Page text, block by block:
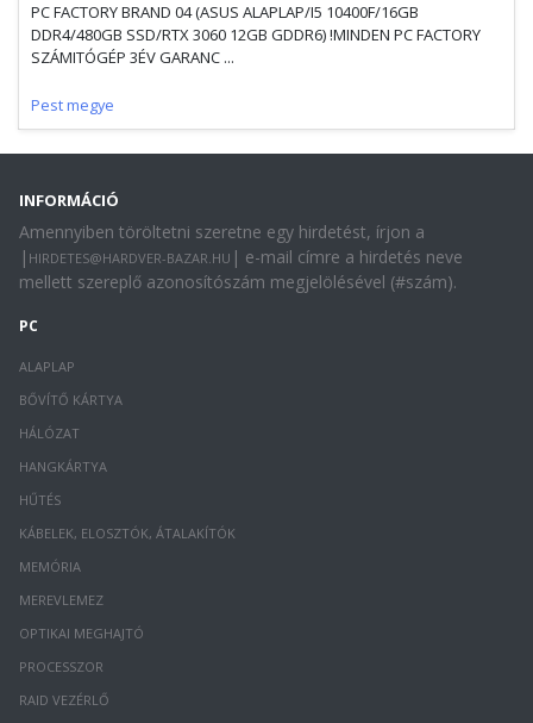
PC FACTORY BRAND 04 (ASUS ALAPLAP/I5 10400F/16GB
DDR4/480GB SSD/RTX 3060 12GB GDDR6) !MINDEN PC FACTORY
SZÁMITÓGÉP 3ÉV GARANC ...
Pest megye
INFORMÁCIÓ
Amennyiben töröltetni szeretne egy hirdetést, írjon a
| HIRDETES@HARDVER-BAZAR.HU | e-mail címre a hirdetés neve
mellett szereplő azonosítószám megjelölésével (#szám).
PC
ALAPLAP
BŐVÍTŐ KÁRTYA
HÁLÓZAT
HANGKÁRTYA
HŰTÉS
KÁBELEK, ELOSZTÓK, ÁTALAKÍTÓK
MEMÓRIA
MEREVLEMEZ
OPTIKAI MEGHAJTÓ
PROCESSZOR
RAID VEZÉRLŐ